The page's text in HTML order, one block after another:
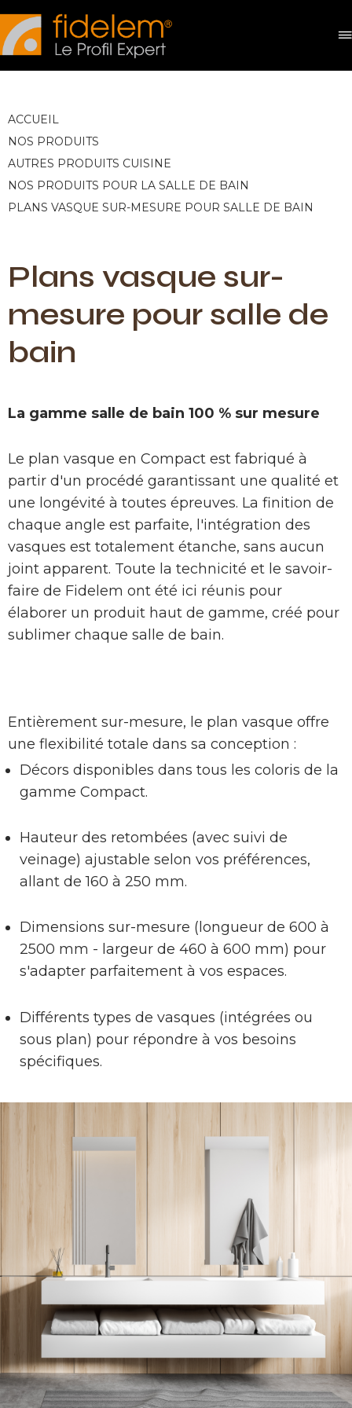
Panneau de gestion des cookies
ACCUEIL
NOS PRODUITS
AUTRES PRODUITS CUISINE
NOS PRODUITS POUR LA SALLE DE BAIN
PLANS VASQUE SUR-MESURE POUR SALLE DE BAIN
Plans vasque sur-
mesure pour salle de
bain
La gamme salle de bain 100 % sur mesure
Le plan vasque en Compact est fabriqué à
partir d'un procédé garantissant une qualité et
une longévité à toutes épreuves. La finition de
chaque angle est parfaite, l'intégration des
vasques est totalement étanche, sans aucun
joint apparent. Toute la technicité et le savoir-
faire de Fidelem ont été ici réunis pour
élaborer un produit haut de gamme, créé pour
sublimer chaque salle de bain.
Entièrement sur-mesure, le plan vasque offre
une flexibilité totale dans sa conception :
Décors disponibles dans tous les coloris de la
gamme Compact.
Hauteur des retombées (avec suivi de
veinage) ajustable selon vos préférences,
allant de 160 à 250 mm.
Dimensions sur-mesure (longueur de 600 à
2500 mm - largeur de 460 à 600 mm) pour
s'adapter parfaitement à vos espaces.
Différents types de vasques (intégrées ou
sous plan) pour répondre à vos besoins
spécifiques.